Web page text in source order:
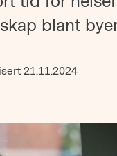
blant
21.11.2024